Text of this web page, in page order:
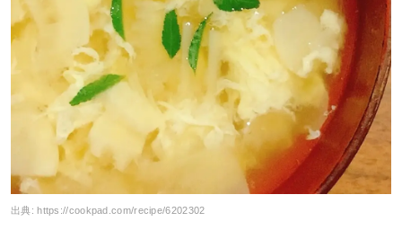
出典: https://cookpad.com/recipe/6202302